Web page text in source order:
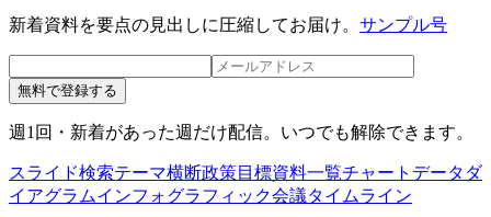
新着資料を要点の見出しに圧縮してお届け。 サンプル号
無料で登録する
週1回・新着があった週だけ配信。いつでも解除できます。
スライド検索テーマ横断政策目標資料一覧チャートデータ ダ
イアグラムインフォグラフィック会議タイムライン